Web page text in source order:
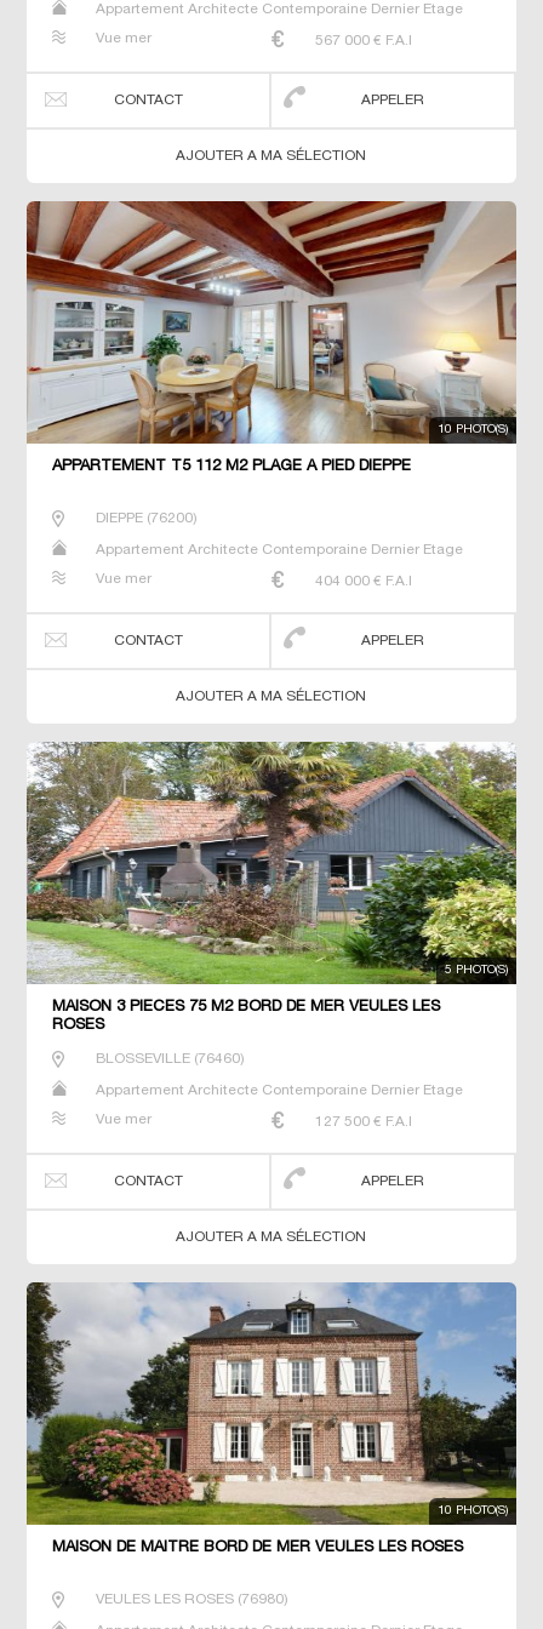
Appartement Architecte Contemporaine Dernier Etage
Vue mer
567 000 € F.A.I
CONTACT APPELER
AJOUTER A MA SÉLECTION
10 PHOTO(S)
APPARTEMENT T5 112 M2 PLAGE À PIED DIEPPE
DIEPPE(76200)
Appartement Architecte Contemporaine Dernier Etage
Villa
Vue mer 404 000 € F.A.I
CONTACT APPELER
AJOUTER A MA SÉLECTION
5 PHOTO(S)
MAISON 3 PIECES 75 M2 BORD DE MER VEULES LES
ROSES
BLOSSEVILLE(76460)
Appartement Architecte Contemporaine Dernier Etage
Villa
Vue mer 127 500 € F.A.I
CONTACT APPELER
AJOUTER A MA SÉLECTION
10 PHOTO(S)
MAISON DE MAÎTRE BORD DE MER VEULES LES ROSES
VEULES LES ROSES(76980)